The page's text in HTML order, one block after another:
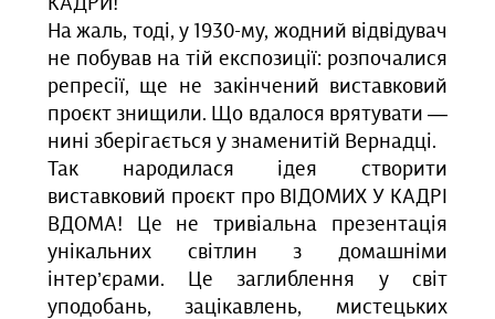
КАДРИ!
На жаль, тоді, у 1930-му, жодний відвідувач
не побував на тій експозиції: розпочалися
репресії, ще не закінчений виставковий
проєкт знищили. Що вдалося врятувати —
нині зберігається у знаменитій Вернадці.
Так народилася ідея створити
виставковий проєкт про ВІДОМИХ У КАДРІ
ВДОМА! Це не тривіальна презентація
унікальних світлин з домашніми
інтер’єрами. Це заглиблення у світ
уподобань, зацікавлень, мистецьких